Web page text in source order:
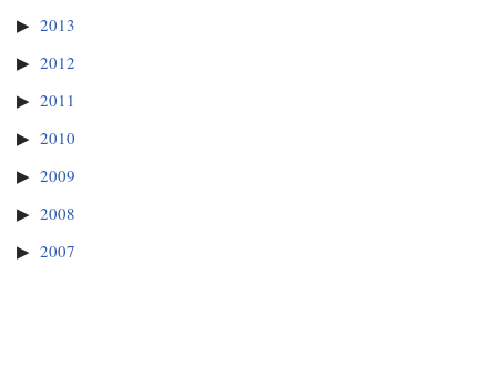
2013
2012
2011
2010
2009
2008
2007